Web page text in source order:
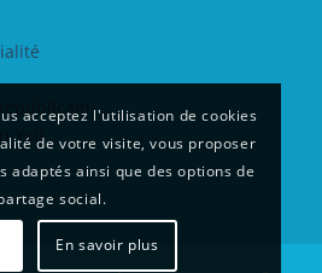
Yeti
acceptez l'utilisation de cookies
de votre visite, vous proposer
adaptés ainsi que des options de
social.
En savoir plus